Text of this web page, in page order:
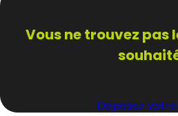
Vous ne trouvez pas
Déposez votre